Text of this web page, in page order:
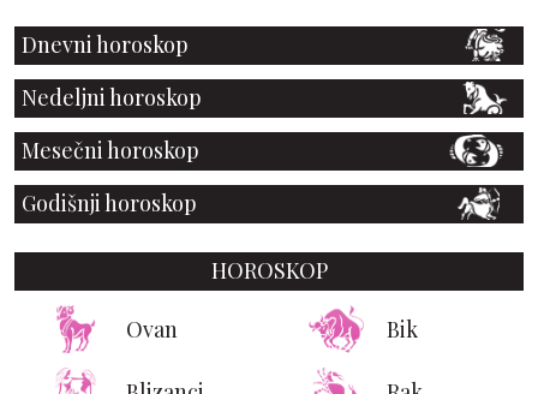
Dnevni horoskop
Nedeljni horoskop
Mesečni horoskop
Godišnji horoskop
HOROSKOP
Ovan Bik